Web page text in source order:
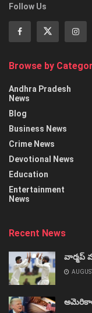
Follow Us
Browse by
Andhra Pradesh
News
Blog
Business News
Crime News
Devotional News
Education
Entertainment
News
Recent News
వార్మప్‌